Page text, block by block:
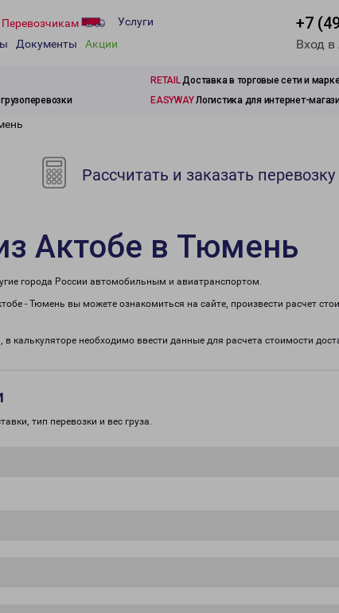
Перевозчикам
Услуги
Документы Акции
+7
Вход
RETAILДоставка в торговые сети и
EASYWAYЛогистика для интернет-
Рассчитать и заказать перевозку
Актобе в Тюмень
города России автомобильным и авиатранспортом.
- Тюмень вы можете ознакомиться на сайте, произвести расчет
калькуляторе необходимо ввести данные для расчета стоимости
тип перевозки и вес груза.